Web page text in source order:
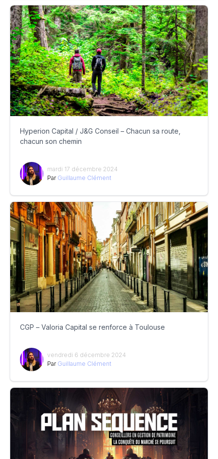
Hyperion Capital / J&G Conseil – Chacun sa route,
chacun son chemin
mardi 17 décembre 2024
Par Guillaume Clément
CGP – Valoria Capital se renforce à Toulouse
vendredi 6 décembre 2024
Par Guillaume Clément